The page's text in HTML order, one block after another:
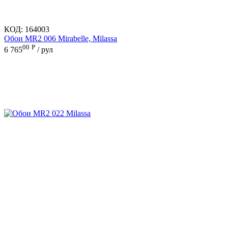
КОД: 164003
Обои MR2 006 Mirabelle, Milassa
6 76500 Р / рул